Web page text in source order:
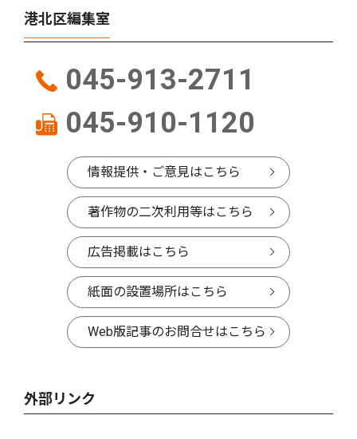
港北区編集室
045-913-2711
045-910-1120
情報提供・ご意見はこちら
著作物の二次利用等はこちら
広告掲載はこちら
紙面の設置場所はこちら
Web版記事のお問合せはこちら
外部リンク